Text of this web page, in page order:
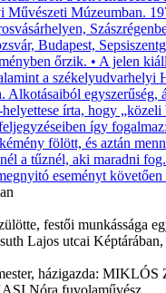
festői munkássága
Lajos utcai
házigazda:
Nóra fuvolaművész.